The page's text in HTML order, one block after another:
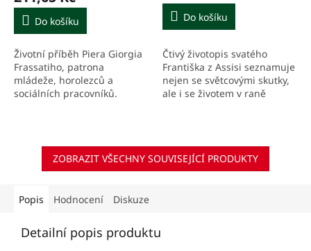
Do košíku
Životní příběh Piera Giorgia
Frassatiho, patrona
mládeže, horolezců a
sociálních pracovníků.
je
5,0
z
hvězdiček.
Do košíku
Čtivý životopis svatého
Františka z Assisi seznamuje
nejen se světcovými skutky,
ale i se životem v raně
ZOBRAZIT VŠECHNY SOUVISEJÍCÍ PRODUKTY
Popis Hodnocení Diskuze
Detailní popis produktu